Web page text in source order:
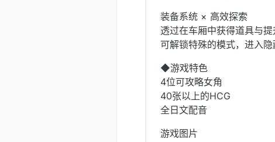
装备系统 × 高效探索
透过在车厢中获得道具与
可解锁特殊的模式，进入隐
◆游戏特色
4位可攻略女角
40张以上的HCG
全日文配音
游戏图片